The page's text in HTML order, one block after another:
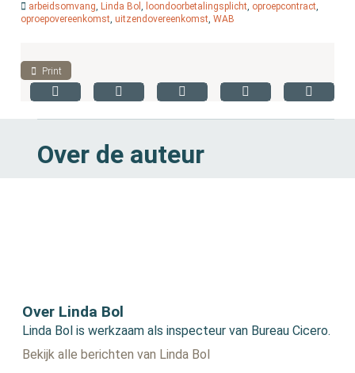
arbeidsomvang, Linda Bol, loondoorbetalingsplicht, oproepcontract,
oproepovereenkomst,uitzendovereenkomst,WAB
Print
Over de auteur
Over Linda Bol
Linda Bol is werkzaam als inspecteur van Bureau Cicero.
Bekijk alle berichten van Linda Bol